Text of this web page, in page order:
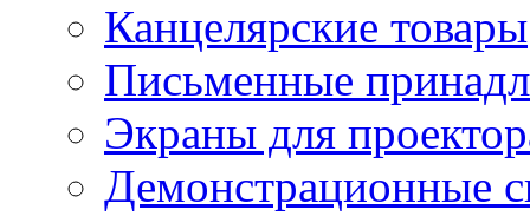
Канцелярские товары
Письменные
Экраны для
Демонстрационные